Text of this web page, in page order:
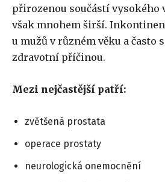
přirozenou součástí vysokého
však mnohem širší.
u mužů v různém věku a
zdravotní příčinou.
Mezi nejčastější patří:
zvětšená prostata
operace prostaty
neurologická onemocnění